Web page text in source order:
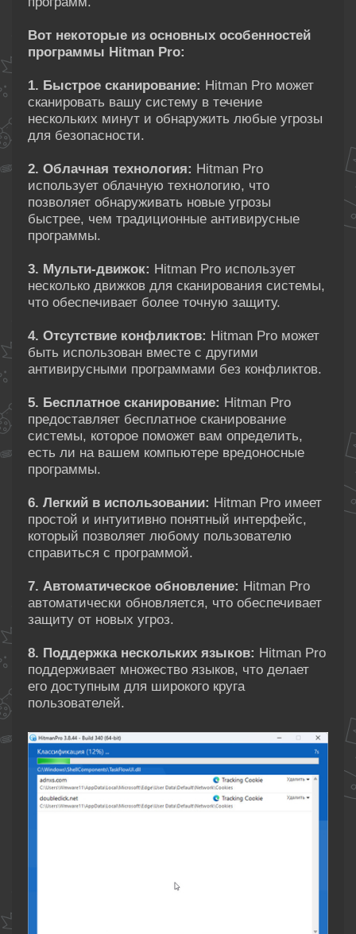
Вот некоторые из основных особенностей
программы Hitman Pro:
1. Быстрое сканирование: Hitman Pro может
сканировать вашу систему в течение
нескольких минут и обнаружить любые угрозы
для безопасности.
2. Облачная технология: Hitman Pro
использует облачную технологию, что
позволяет обнаруживать новые угрозы
быстрее, чем традиционные антивирусные
программы.
3. Мульти-движок: Hitman Pro использует
несколько движков для сканирования системы,
что обеспечивает более точную защиту.
4. Отсутствие конфликтов: Hitman Pro может
быть использован вместе с другими
антивирусными программами без конфликтов.
5. Бесплатное сканирование: Hitman Pro
предоставляет бесплатное сканирование
системы, которое поможет вам определить,
есть ли на вашем компьютере вредоносные
программы.
6. Легкий в использовании: Hitman Pro имеет
простой и интуитивно понятный интерфейс,
который позволяет любому пользователю
справиться с программой.
7. Автоматическое обновление: Hitman Pro
автоматически обновляется, что обеспечивает
защиту от новых угроз.
8. Поддержка нескольких языков: Hitman Pro
поддерживает множество языков, что делает
его доступным для широкого круга
пользователей.